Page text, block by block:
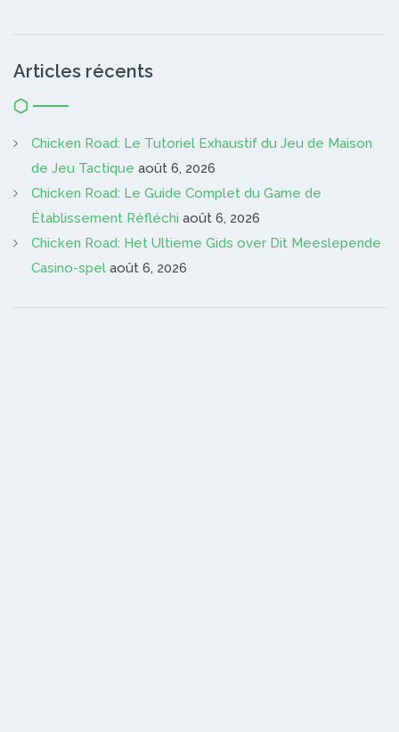
Articles récents
Chicken Road: Le Tutoriel Exhaustif du Jeu de Maison
de Jeu Tactique août 6, 2026
Chicken Road: Le Guide Complet du Game de
Établissement Réfléchi août 6, 2026
Chicken Road: Het Ultieme Gids over Dit Meeslepende
Casino-spel août 6, 2026